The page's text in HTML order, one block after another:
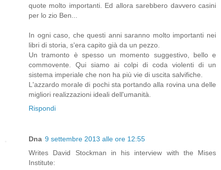
quote molto importanti. Ed allora sarebbero davvero casini
per lo zio Ben...
In ogni caso, che questi anni saranno molto importanti nei
libri di storia, s'era capito già da un pezzo.
Un tramonto è spesso un momento suggestivo, bello e
commovente. Qui siamo ai colpi di coda violenti di un
sistema imperiale che non ha più vie di uscita salvifiche.
L'azzardo morale di pochi sta portando alla rovina una delle
migliori realizzazioni ideali dell'umanità.
Rispondi
Dna 9 settembre 2013 alle ore 12:55
Writes David Stockman in his interview with the Mises
Institute: